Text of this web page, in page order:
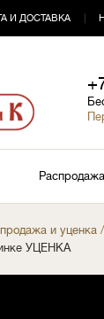
И ДОСТАВКА
и уценка /
УЦЕНКА